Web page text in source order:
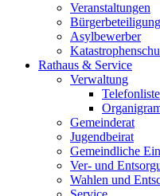
Veranstaltungen
Asylbewerber
Rathaus & Service
Verwaltung
Telefonliste
Gemeinderat
Jugendbeirat
Gemeindliche
Ver- und
Wahlen und